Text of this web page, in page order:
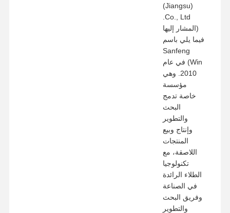
(Jiangsu)
Co., Ltd.
(المشار إليها
فيما يلي باسم
Sanfeng
Win) في عام
2010. وهي
مؤسسة
خاصة تدمج
البحث
والتطوير
وإنتاج وبيع
المنتجات
اللاصقة، مع
تكنولوجيا
الطلاء الرائدة
في الصناعة
وفريق البحث
والتطوير